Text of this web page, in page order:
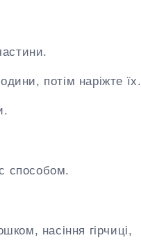
потім наріжте їх.
способом.
насіння гірчиці,